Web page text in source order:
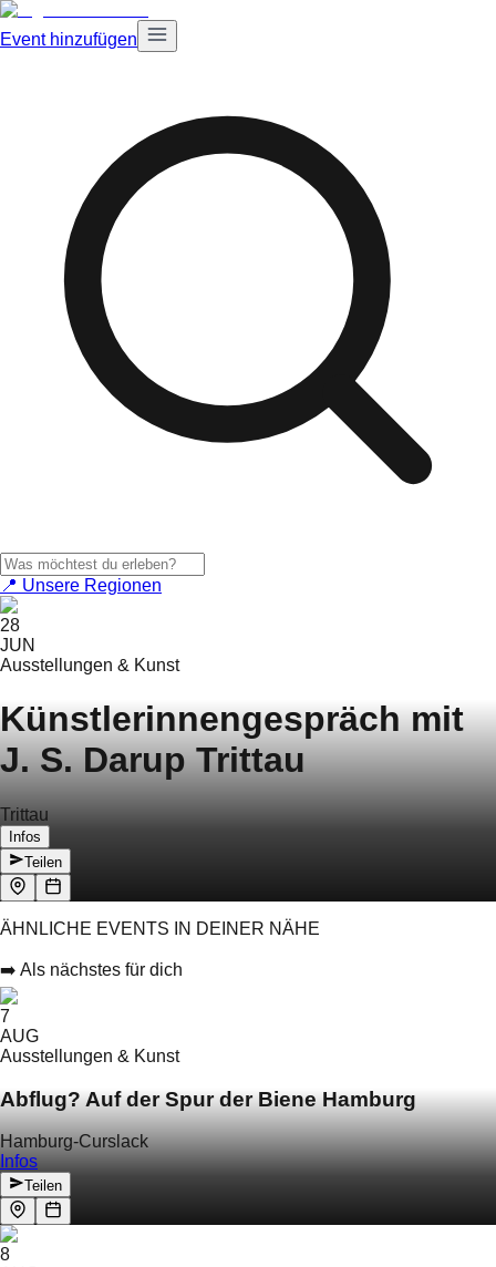
Event hinzufügen
📍 Unsere Regionen
28
JUN
Ausstellungen & Kunst
Künstlerinnengespräch mit
J. S. Darup Trittau
Trittau
Infos
Teilen
ÄHNLICHE EVENTS IN DEINER NÄHE
➡️ Als nächstes für dich
7
AUG
Ausstellungen & Kunst
Abflug? Auf der Spur der Biene Hamburg
Hamburg-Curslack
Infos
Teilen
8